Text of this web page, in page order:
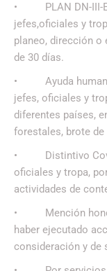
• PLAN DN-III-E.
jefes,oficiales y
planeo, dirección o
de 30 días.
• Ayuda
jefes, oficiales y
diferentes países,
forestales, brote de
• Distintivo
oficiales y tropa,
actividades de
• Mención
haber ejecutado
consideración y de